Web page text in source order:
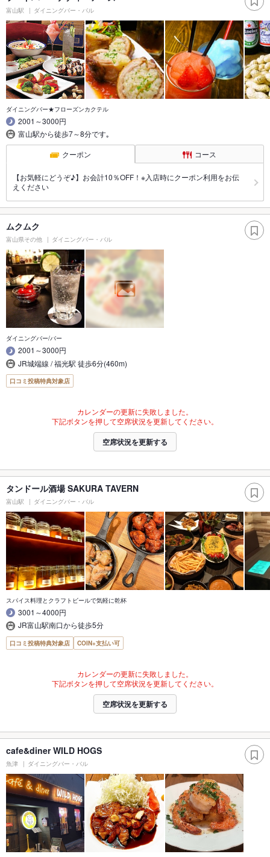
富山駅 ダイニングバー・バル
ダイニングバー★フローズンカクテル
2001～3000円
富山駅から徒歩7～8分です｡
クーポン コース
【お気軽にどうぞ♪】お会計10％OFF！※入店時にクーポン利用をお伝
えください
ムクムク
富山県その他 ダイニングバー・バル
ダイニングバー/バー
2001～3000円
JR城端線 / 福光駅 徒歩6分(460m)
口コミ投稿特典対象店
カレンダーの更新に失敗しました。
下記ボタンを押して空席状況を更新してください。
空席状況を更新する
タンドール酒場 SAKURA TAVERN
富山駅 ダイニングバー・バル
スパイス料理とクラフトビールで気軽に乾杯
3001～4000円
JR富山駅南口から徒歩5分
口コミ投稿特典対象店 COIN+支払い可
カレンダーの更新に失敗しました。
下記ボタンを押して空席状況を更新してください。
空席状況を更新する
cafe&diner WILD HOGS
魚津 ダイニングバー・バル